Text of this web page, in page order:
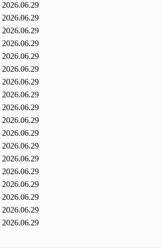
2026.06.29
2026.06.29
2026.06.29
2026.06.29
2026.06.29
2026.06.29
2026.06.29
2026.06.29
2026.06.29
2026.06.29
2026.06.29
2026.06.29
2026.06.29
2026.06.29
2026.06.29
2026.06.29
2026.06.29
2026.06.29